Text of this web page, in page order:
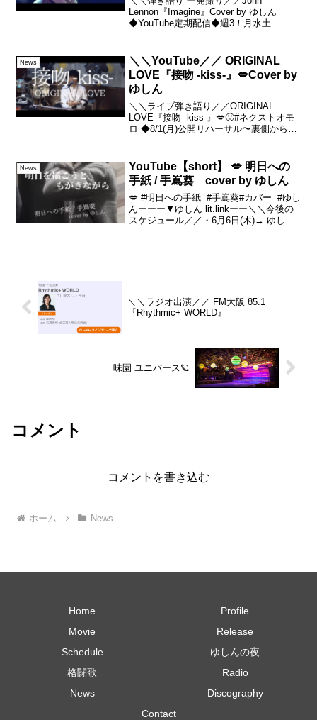
Lennon『Imagine』Cover by ゆしん
◆YouTube定期配信◆週3！月水土
ム『賛...
News
＼＼YouTube／／ ORIGINAL
LOVE『接吻 -kiss-』💋Cover by
ゆしん
＼＼ライブ弾き語り／／ORIGINAL
LOVE『接吻 -kiss-』💋🙂#ネクストオモ
ロ ◆8/1(月)公開リハーサル〜裏側から参
淀川区 十三本町1丁...
News
YouTube【short】 💋 明日への
手紙 / 手嶌葵 cover by ゆしん
💋 #明日への手紙 #手嶌葵#カバー #ゆし
んーーー▼ゆしん lit.linkーー＼＼今後の
スケジュール／／・6月6日(木)→ ゆしん
＼＼ラジオ出演／／ FM大阪 85.1
『Rhythmic+ WORLD』
味園 ユニバース🪐
コメント
コメントを書き込む
ホーム News
Home
Profile
Movie
Release
Schedule
ゆしんの夜
格闘歌
Radio
News
Discography
Contact